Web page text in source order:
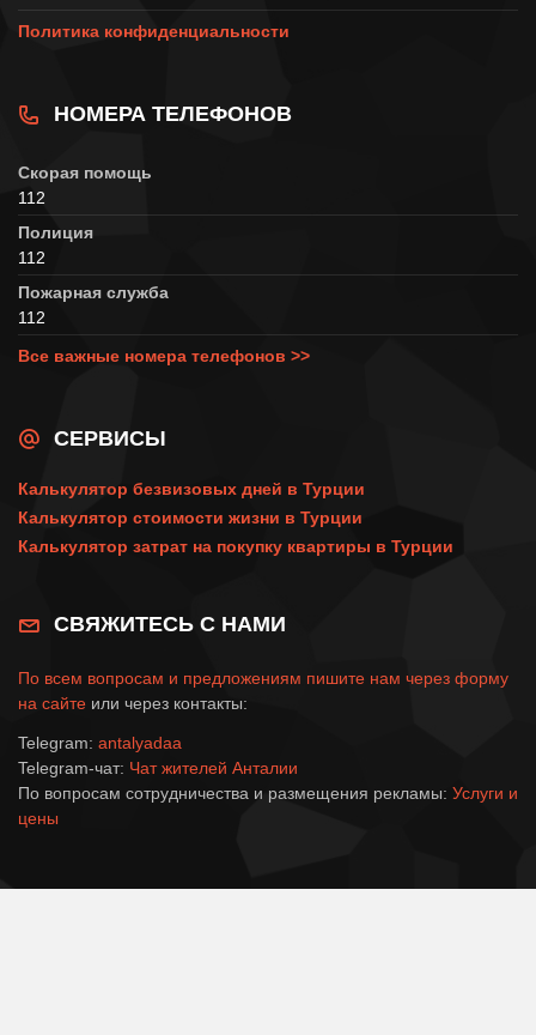
Политика конфиденциальности
НОМЕРА ТЕЛЕФОНОВ
Скорая помощь
112
Полиция
112
Пожарная служба
112
Все важные номера телефонов >>
СЕРВИСЫ
Калькулятор безвизовых дней в Турции
Калькулятор стоимости жизни в Турции
Калькулятор затрат на покупку квартиры в Турции
СВЯЖИТЕСЬ С НАМИ
По всем вопросам и предложениям пишите нам через форму
на сайте или через контакты:
Telegram: antalyadaa
Telegram-чат: Чат жителей Анталии
По вопросам сотрудничества и размещения рекламы: Услуги и
цены